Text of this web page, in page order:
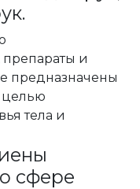
и
предназначены
целью
тела и
сфере